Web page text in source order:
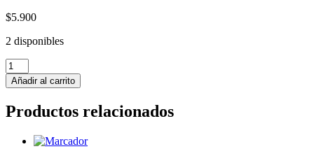
$5.900
2 disponibles
Chica
del
crillon
Añadir al carrito
Productos relacionados